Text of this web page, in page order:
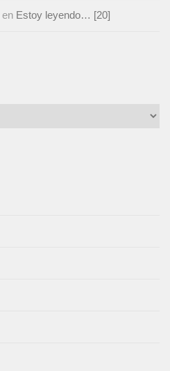
en Estoy leyendo… [20]